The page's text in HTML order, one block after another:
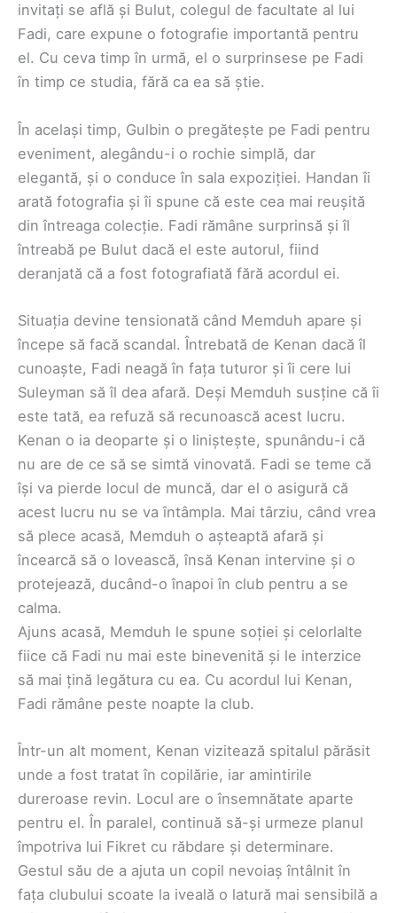
invitați se află și Bulut, colegul de facultate al lui
Fadi, care expune o fotografie importantă pentru
el. Cu ceva timp în urmă, el o surprinsese pe Fadi
în timp ce studia, fără ca ea să știe.
În același timp, Gulbin o pregătește pe Fadi pentru
eveniment, alegându-i o rochie simplă, dar
elegantă, și o conduce în sala expoziției. Handan îi
arată fotografia și îi spune că este cea mai reușită
din întreaga colecție. Fadi rămâne surprinsă și îl
întreabă pe Bulut dacă el este autorul, fiind
deranjată că a fost fotografiată fără acordul ei.
Situația devine tensionată când Memduh apare și
începe să facă scandal. Întrebată de Kenan dacă îl
cunoaște, Fadi neagă în fața tuturor și îi cere lui
Suleyman să îl dea afară. Deși Memduh susține că îi
este tată, ea refuză să recunoască acest lucru.
Kenan o ia deoparte și o liniștește, spunându-i că
nu are de ce să se simtă vinovată. Fadi se teme că
își va pierde locul de muncă, dar el o asigură că
acest lucru nu se va întâmpla. Mai târziu, când vrea
să plece acasă, Memduh o așteaptă afară și
încearcă să o lovească, însă Kenan intervine și o
protejează, ducând-o înapoi în club pentru a se
calma.
Ajuns acasă, Memduh le spune soției și celorlalte
fiice că Fadi nu mai este binevenită și le interzice
să mai țină legătura cu ea. Cu acordul lui Kenan,
Fadi rămâne peste noapte la club.
Într-un alt moment, Kenan vizitează spitalul părăsit
unde a fost tratat în copilărie, iar amintirile
dureroase revin. Locul are o însemnătate aparte
pentru el. În paralel, continuă să-și urmeze planul
împotriva lui Fikret cu răbdare și determinare.
Gestul său de a ajuta un copil nevoiaș întâlnit în
fața clubului scoate la iveală o latură mai sensibilă a